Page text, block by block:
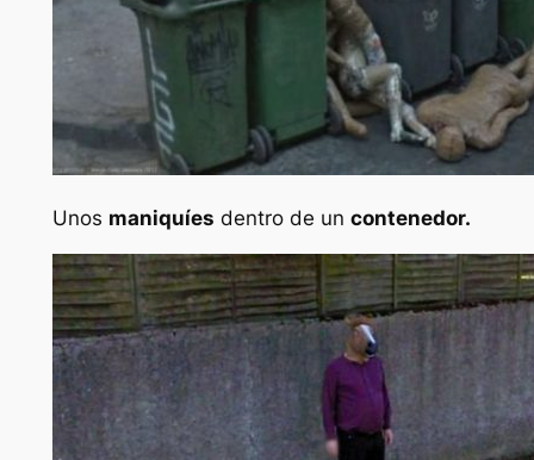
Unos maniquíes dentro de un contenedor.